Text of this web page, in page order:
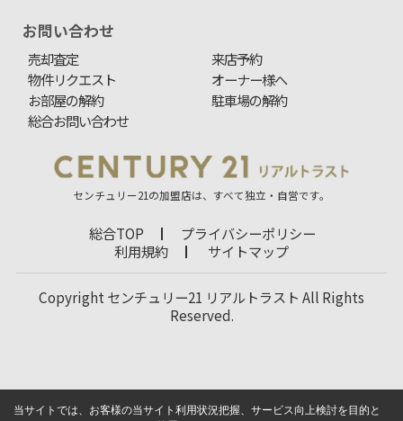
お問い合わせ
売却査定
来店予約
物件リクエスト
オーナー様へ
お部屋の解約
駐車場の解約
総合お問い合わせ
センチュリー21の加盟店は、すべて独立・自営です。
総合TOP
プライバシーポリシー
利用規約
サイトマップ
Copyright センチュリー21 リアルトラスト All Rights
Reserved.
当サイトでは、お客様の当サイト利用状況把握、サービス向上検討を目的と